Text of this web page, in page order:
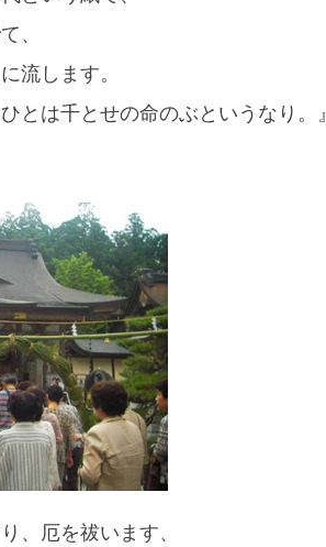
くまのバックパッカーズ
まのエクスペリエンス
、
流します。
とは千とせの命のぶというなり。』
、厄を祓います、